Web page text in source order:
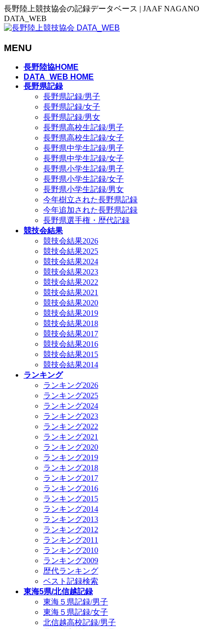
長野陸上競技協会の記録データベース | JAAF NAGANO
DATA_WEB
MENU
長野陸協HOME
DATA_WEB HOME
長野県記録
長野県記録/男子
長野県記録/女子
長野県記録/男女
長野県高校生記録/男子
長野県高校生記録/女子
長野県中学生記録/男子
長野県中学生記録/女子
長野県小学生記録/男子
長野県小学生記録/女子
長野県小学生記録/男女
今年樹立された長野県記録
今年追加された長野県記録
長野県選手権・歴代記録
競技会結果
競技会結果2026
競技会結果2025
競技会結果2024
競技会結果2023
競技会結果2022
競技会結果2021
競技会結果2020
競技会結果2019
競技会結果2018
競技会結果2017
競技会結果2016
競技会結果2015
競技会結果2014
ランキング
ランキング2026
ランキング2025
ランキング2024
ランキング2023
ランキング2022
ランキング2021
ランキング2020
ランキング2019
ランキング2018
ランキング2017
ランキング2016
ランキング2015
ランキング2014
ランキング2013
ランキング2012
ランキング2011
ランキング2010
ランキング2009
歴代ランキング
ベスト記録検索
東海5県/北信越記録
東海５県記録/男子
東海５県記録/女子
北信越高校記録/男子